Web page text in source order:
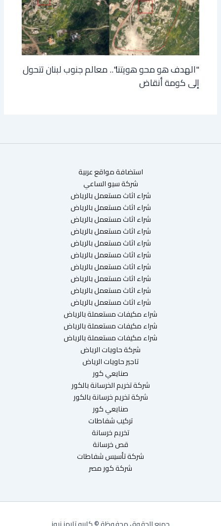
"الهدف هو محو هويتنا".. معالم جنوب لبنان تتحول
إلى كومة أنقاض
استضافة مواقع عربية
شركة سيو الساعي
شراء اثاث مستعمل بالرياض
شراء اثاث مستعمل بالرياض
شراء اثاث مستعمل بالرياض
شراء اثاث مستعمل بالرياض
شراء اثاث مستعمل بالرياض
شراء اثاث مستعمل بالرياض
شراء اثاث مستعمل بالرياض
شراء اثاث مستعمل بالرياض
شراء اثاث مستعمل بالرياض
شراء اثاث مستعمل بالرياض
شراء مكيفات مستعملة بالرياض
شراء مكيفات مستعملة بالرياض
شراء مكيفات مستعملة بالرياض
شركة حاويات الرياض
تاجير حاويات الرياض
صنايعي كور
شركة تخريم الخرسانة بالكور
شركة تخريم خرسانة بالكور
صنايعي كور
تركيب شفاطات
تخريم خرسانة
قص خرسانة
شركة تأسيس شفاطات
شركة كور مصر